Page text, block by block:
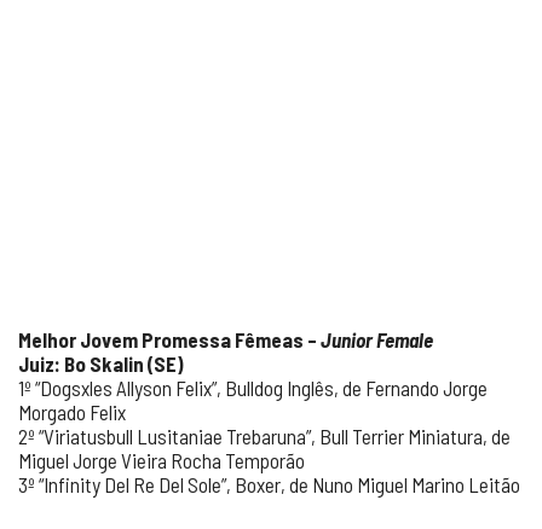
Melhor Jovem Promessa Fêmeas – Junior Female
Juiz: Bo Skalin (SE)
1º “Dogsxles Allyson Felix”, Bulldog Inglês, de Fernando Jorge
Morgado Felix
2º “Viriatusbull Lusitaniae Trebaruna”, Bull Terrier Miniatura, de
Miguel Jorge Vieira Rocha Temporão
3º “Infinity Del Re Del Sole”, Boxer, de Nuno Miguel Marino Leitão